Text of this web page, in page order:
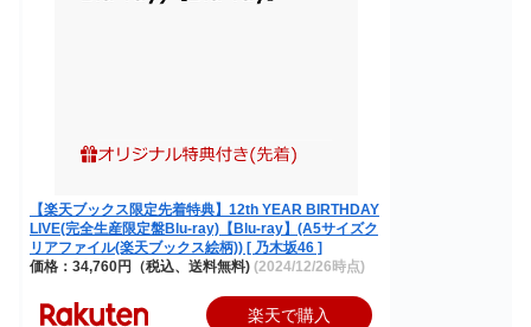
【楽天ブックス限定先着特典】12th YEAR BIRTHDAY
LIVE(完全生産限定盤Blu-ray)【Blu-ray】(A5サイズク
リアファイル(楽天ブックス絵柄)) [ 乃木坂46 ]
価格：34,760円（税込、送料無料) (2024/12/26時点)
楽天で購入